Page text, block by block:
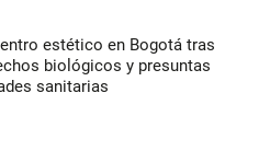
estético en Bogotá tras
biológicos y presuntas
sanitarias